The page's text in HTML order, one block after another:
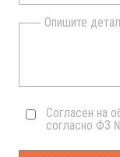
Опишите
Согласен на
согласно ФЗ